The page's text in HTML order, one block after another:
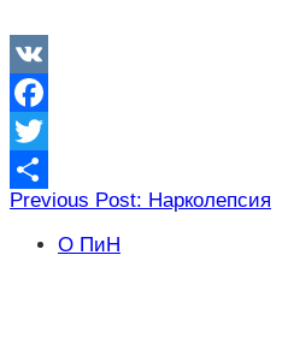
VK
Facebook
Twitter
Отправить
Навигация
по
Previous Post: Нарколепсия
О ПиН